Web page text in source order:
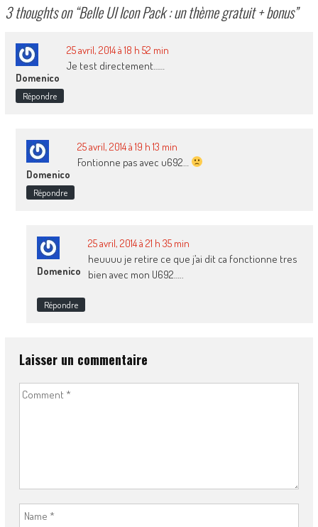
3 thoughts on “Belle UI Icon Pack : un thème gratuit + bonus”
Domenico
25 avril, 2014 à 18 h 52 min
Je test directement……
Répondre
Domenico
25 avril, 2014 à 19 h 13 min
Fontionne pas avec u692…
Répondre
Domenico
25 avril, 2014 à 21 h 35 min
heuuuu je retire ce que j’ai dit ca fonctionne tres
bien avec mon U692…..
Répondre
Laisser un commentaire